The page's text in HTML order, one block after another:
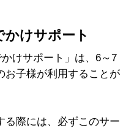
けサポート
けサポート」は、6～7
お子様が利用することが
る際には、必ずこのサー